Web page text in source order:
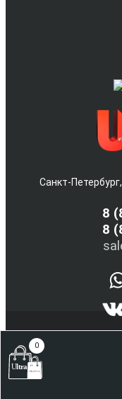
Санкт-
8
8
(С) 2005-2026
0